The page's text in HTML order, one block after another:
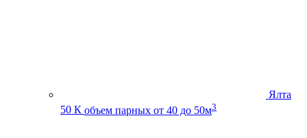
Ялта
50 К объем парных от 40 до 50м3